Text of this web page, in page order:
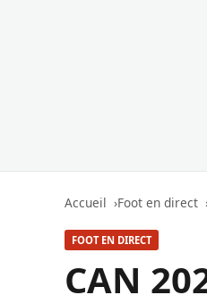
Accueil Foot en direct
FOOT EN DIRECT
CAN